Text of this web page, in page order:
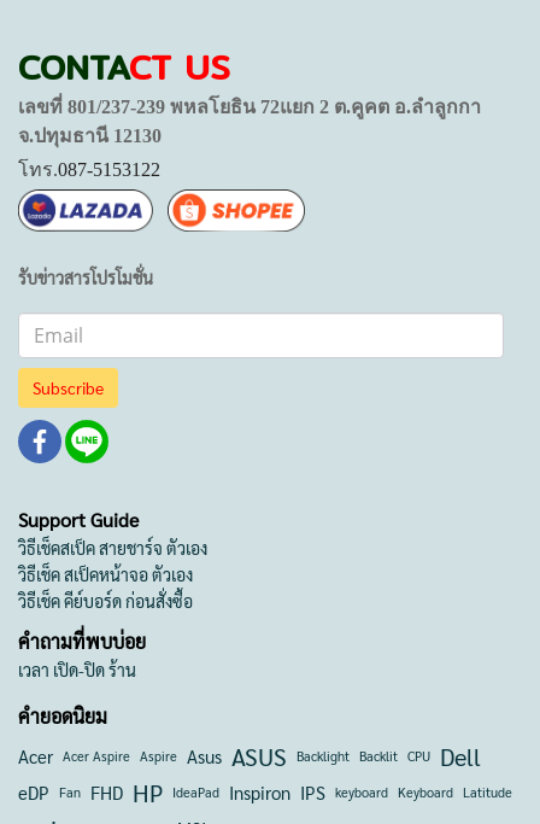
CONTACT US
เลขที่ 801/237-239 พหลโยธิน 72แยก 2 ต.คูคต อ.ลำลูกกา
จ.ปทุมธานี 12130
โทร.087-5153122
รับข่าวสารโปรโมชั่น
Subscribe
Support Guide
วิธีเช็คสเป็ค สายชาร์จ ตัวเอง
วิธีเช็ค สเป็คหน้าจอ ตัวเอง
วิธีเช็ค คีย์บอร์ด ก่อนสั่งซื้อ
คำถามที่พบบ่อย
เวลา เปิด-ปิด ร้าน
คำยอดนิยม
Acer Acer Aspire Aspire Asus ASUS Backlight Backlit CPU Dell
eDP Fan FHD HP IdeaPad Inspiron IPS keyboard Keyboard Latitude